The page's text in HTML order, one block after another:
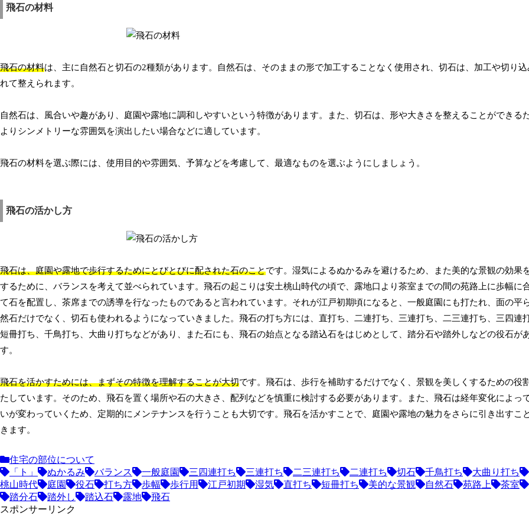
飛石の材料
飛石の材料は、主に自然石と切石の2種類があります。自然石は、そのままの形で加工することなく使用され、切石は、加工や切り込
れて整えられます。
自然石は、風合いや趣があり、庭園や露地に調和しやすいという特徴があります。また、切石は、形や大きさを整えることができるた
よりシンメトリーな雰囲気を演出したい場合などに適しています。
飛石の材料を選ぶ際には、使用目的や雰囲気、予算などを考慮して、最適なものを選ぶようにしましょう。
飛石の活かし方
飛石は、庭園や露地で歩行するためにとびとびに配された石のことです。湿気によるぬかるみを避けるため、また美的な景観の効果
するために、バランスを考えて並べられています。飛石の起こりは安土桃山時代の頃で、露地口より茶室までの間の苑路上に歩幅に
て石を配置し、茶席までの誘導を行なったものであると言われています。それが江戸初期頃になると、一般庭園にも打たれ、面の平
然石だけでなく、切石も使われるようになっていきました。飛石の打ち方には、直打ち、二連打ち、三連打ち、二三連打ち、三四連打
短冊打ち、千鳥打ち、大曲り打ちなどがあり、また石にも、飛石の始点となる踏込石をはじめとして、踏分石や踏外しなどの役石が
す。
飛石を活かすためには、まずその特徴を理解することが大切です。飛石は、歩行を補助するだけでなく、景観を美しくするための役
たしています。そのため、飛石を置く場所や石の大きさ、配列などを慎重に検討する必要があります。また、飛石は経年変化によっ
いが変わっていくため、定期的にメンテナンスを行うことも大切です。飛石を活かすことで、庭園や露地の魅力をさらに引き出すこ
きます。
住宅の部位について
「ト」
ぬかるみ バランス 一般庭園 三四連打ち 三連打ち 二三連打ち 二連打ち 切石 千鳥打ち 大曲り打ち
桃山時代
庭園 役石 打ち方 歩幅 歩行用 江戸初期 湿気 直打ち 短冊打ち 美的な景観 自然石 苑路上 茶室
踏分石
踏外し 踏込石 露地
飛石
スポンサーリンク